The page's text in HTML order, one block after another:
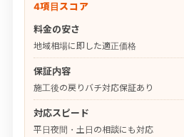
4項目スコア
料金の安さ
地域相場に即した適正価格
保証内容
施工後の戻りバチ対応保証あり
対応スピード
平日夜間・土日の相談にも対応